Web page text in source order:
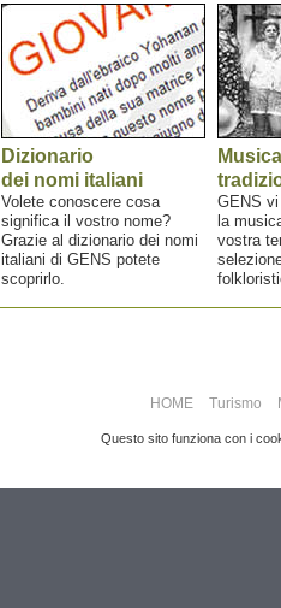
Dizionario
dei nomi italiani
Volete conoscere cosa
significa il vostro nome?
Grazie al dizionario dei nomi
italiani di GENS potete
scoprirlo.
Musica
GENS
la
vostra
HOME Turismo
Questo sito funziona con i